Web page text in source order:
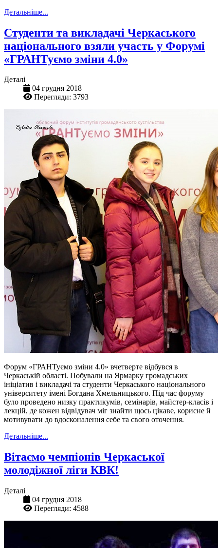
Детальніше...
Студенти та викладачі Черкаського
національного взяли участь у Форумі
«ГРАНТуємо зміни 4.0»
Деталі
04 грудня 2018
Перегляди: 3793
Форум «ГРАНТуємо зміни 4.0» вчетверте відбувся в
Черкаській області. Побували на Ярмарку громадських
ініціатив і викладачі та студенти Черкаського національного
університету імені Богдана Хмельницького. Під час форуму
було проведено низку практикумів, семінарів, майстер-класів і
лекцій, де кожен відвідувач міг знайти щось цікаве, корисне й
мотивувати до вдосконалення себе та свого оточення.
Детальніше...
Вітаємо чемпіонів Черкаської
молодіжної ліги КВК!
Деталі
04 грудня 2018
Перегляди: 4588